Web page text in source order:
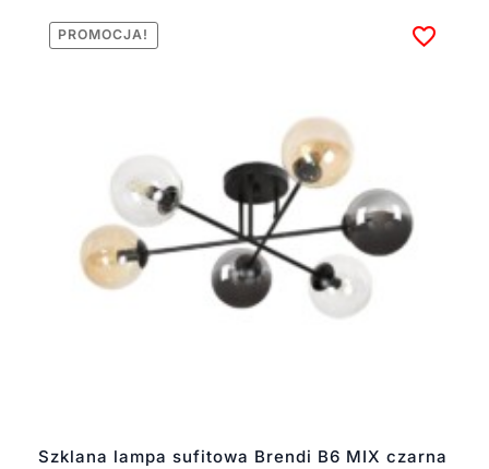
Szklana lampa sufitowa Brendi B6 MIX czarna
PROMOCJA!